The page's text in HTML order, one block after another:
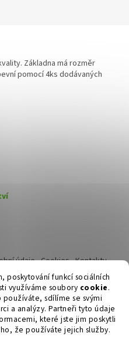
poskytování funkcí sociálních
využíváme soubory cookie.
sdílíme se svými
a analýzy. Partneři tyto údaje
které jste jim poskytli
že používáte jejich služby.
Základna má rozměr
pomocí 4ks dodávaných
údaje Cookies Kontakty
řád
Shoptet